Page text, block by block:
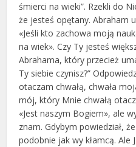
śmierci na wieki”. Rzekli do
że jesteś opętany. Abraham
«Jeśli kto zachowa moją
na wiek». Czy Ty jesteś
Abrahama, który przecież
Ty siebie czynisz?”
otaczam chwałą, chwała
mój, który Mnie chwałą
«Jest naszym Bogiem», ale
znam. Gdybym powiedział,
podobnie jak wy kłamcą. Ale